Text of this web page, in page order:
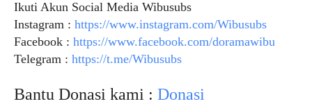
Ikuti Akun Social Media Wibusubs
Instagram : https://www.instagram.com/Wibusubs
Facebook : https://www.facebook.com/doramawibu
Telegram : https://t.me/Wibusubs
Bantu Donasi kami : Donasi